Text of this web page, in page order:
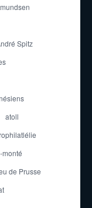
Spitz
atoll
monté
de Prusse